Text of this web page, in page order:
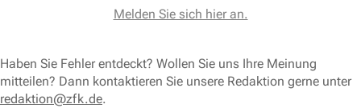
Melden Sie sich hier an.
Haben Sie Fehler entdeckt? Wollen Sie uns Ihre Meinung
mitteilen? Dann kontaktieren Sie unsere Redaktion gerne unter
redaktion@zfk.de.